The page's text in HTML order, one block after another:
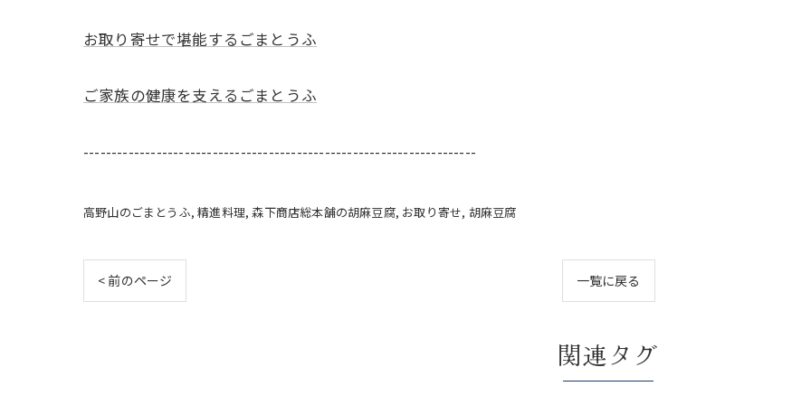
お取り寄せで堪能するごまとうふ
ご家族の健康を支えるごまとうふ
----------------------------------------------------------------------
高野山のごまとうふ 精進料理 森下商店総本舗の胡麻豆腐 お取り寄せ 胡麻豆腐
< 前のページ 一覧に戻る
関連タグ